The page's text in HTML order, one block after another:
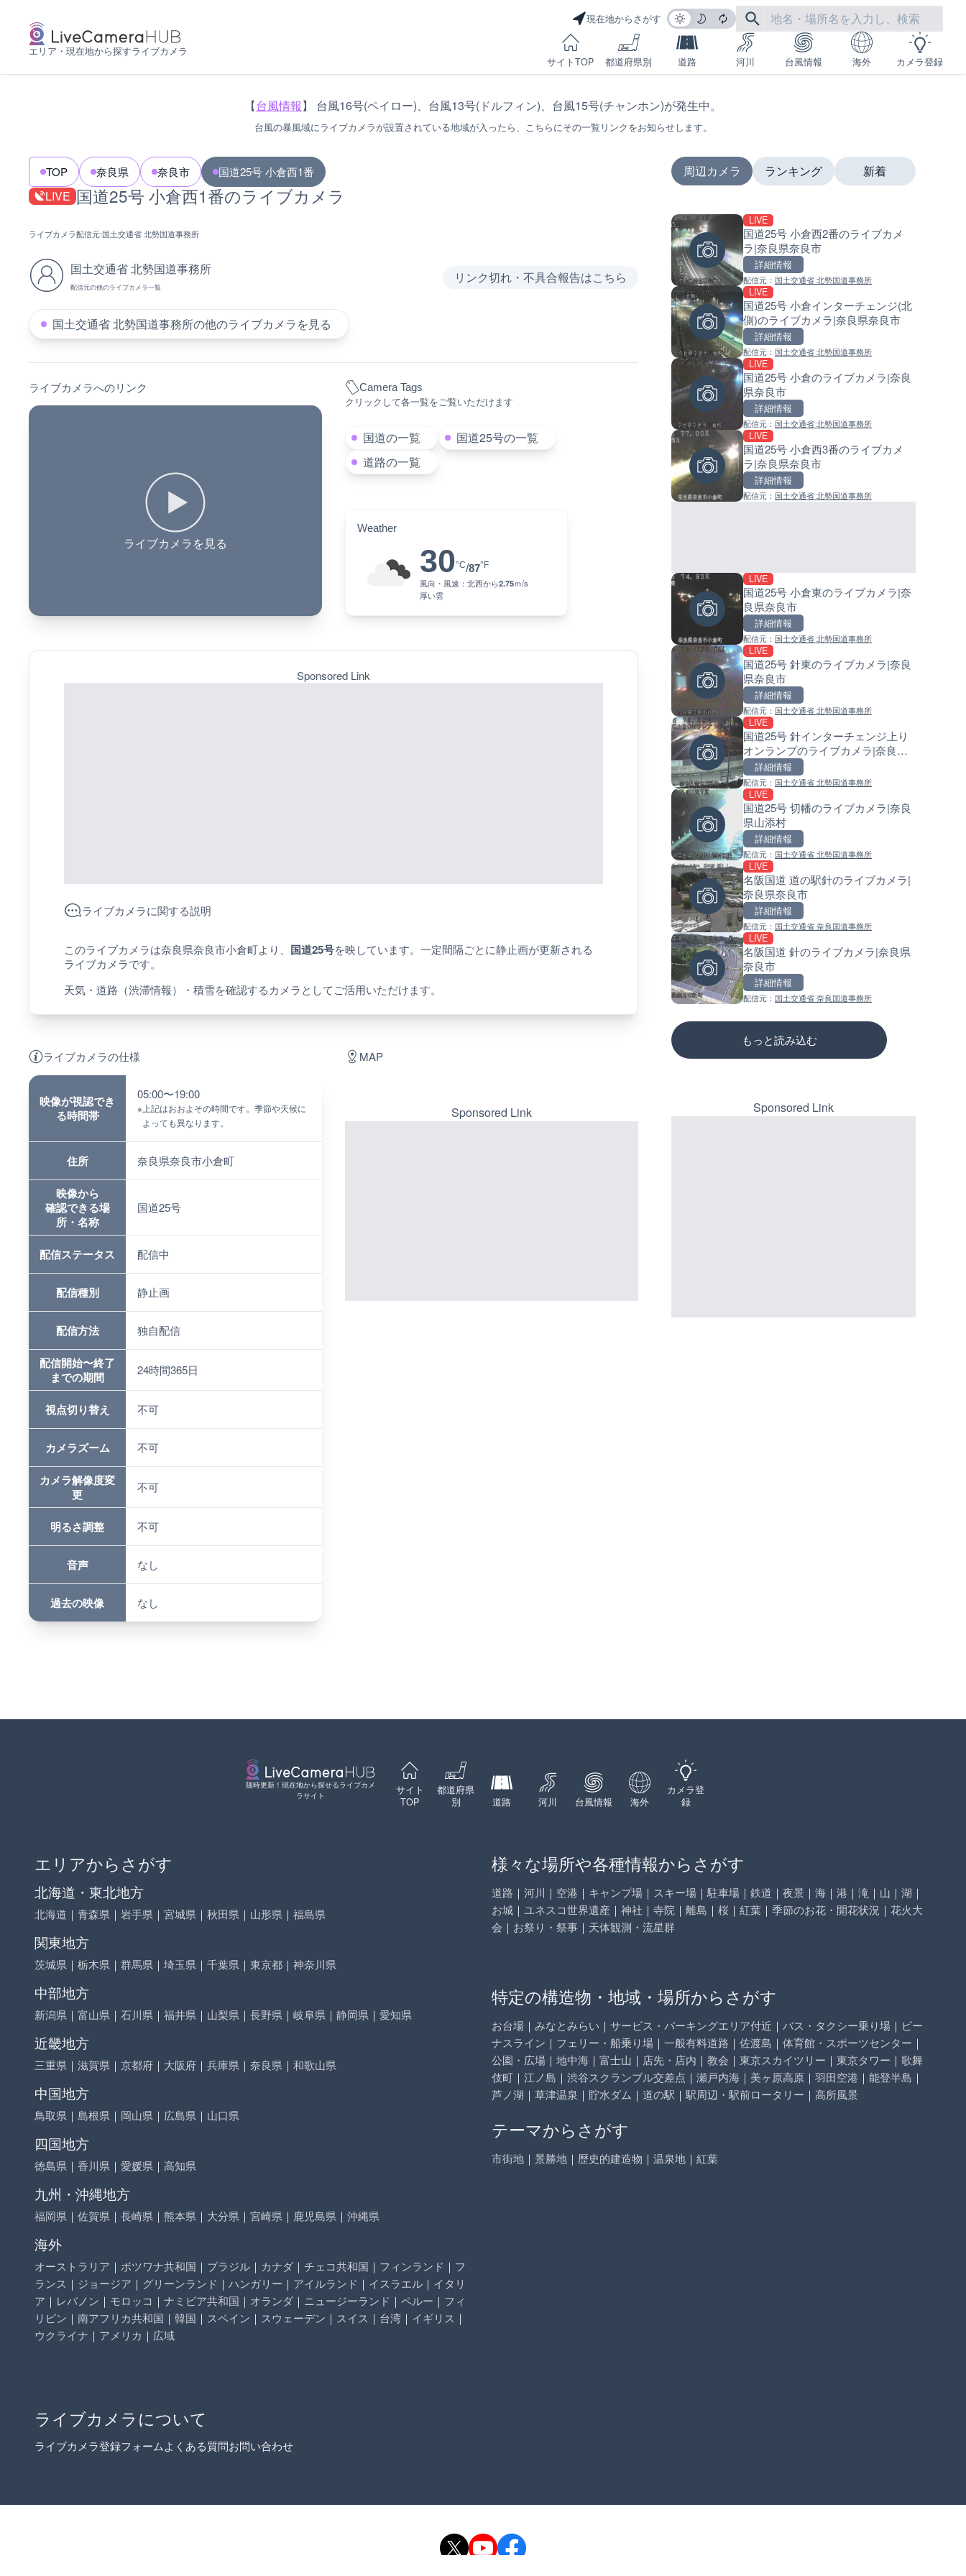
エリア・現在地から探すライブカメラ
現在地からさがす
サイトTOP 都道府県別 道路 河川 台風情報 海外 カメラ登録
【台風情報】 台風16号(ペイロー)、台風13号(ドルフィン)、台風15号(チャンホン)が発生中。
台風の暴風域にライブカメラが設置されている地域が入ったら、こちらにその一覧リンクをお知らせします。
TOP 奈良県 奈良市 国道25号 小倉西1番
LIVE 国道25号 小倉西1番のライブカメラ
ライブカメラ配信元:国土交通省 北勢国道事務所
国土交通省 北勢国道事務所
配信元の他のライブカメラ一覧
リンク切れ・不具合報告はこちら
国土交通省 北勢国道事務所の他のライブカメラを見る
ライブカメラへのリンク
ライブカメラを見る
Camera Tags
クリックして各一覧をご覧いただけます
国道の一覧
国道25号の一覧
道路の一覧
Weather
30°C/87°F
風向・風速： 北西から2.75ｍ/s
厚い雲
Sponsored Link
ライブカメラに関する説明
このライブカメラは奈良県奈良市小倉町より、 国道25号を映しています。一定間隔ごとに静止画が更新される
ライブカメラです。
天気・道路（渋滞情報）・積雪を確認するカメラとしてご活用いただけます。
ライブカメラの仕様
映像が視認でき
る時間帯
05:00〜19:00
※ 上記はおおよその時間です。季節や天候に
よっても異なります。
住所 奈良県奈良市小倉町
映像から
確認できる場
所・名称
国道25号
配信ステータス 配信中
配信種別 静止画
配信方法 独自配信
配信開始〜終了
までの期間
24時間365日
視点切り替え 不可
カメラズーム 不可
カメラ解像度変
更
不可
明るさ調整 不可
音声 なし
過去の映像 なし
MAP
Sponsored Link
周辺カメラ
LIVE
国道25号 小倉西2番のライブカメ
ラ|奈良県奈良市
詳細情報
配信元： 国土交通省 北勢国道事務所
LIVE
国道25号 小倉インターチェンジ(北
側)のライブカメラ|奈良県奈良市
詳細情報
配信元： 国土交通省 北勢国道事務所
LIVE
国道25号 小倉のライブカメラ|奈良
県奈良市
詳細情報
配信元： 国土交通省 北勢国道事務所
LIVE
国道25号 小倉西3番のライブカメ
ラ|奈良県奈良市
詳細情報
配信元： 国土交通省 北勢国道事務所
LIVE
国道25号 小倉東のライブカメラ|奈
良県奈良市
詳細情報
配信元： 国土交通省 北勢国道事務所
LIVE
国道25号 針東のライブカメラ|奈良
県奈良市
詳細情報
配信元： 国土交通省 北勢国道事務所
LIVE
国道25号 針インターチェンジ上り
オンランプのライブカメラ|奈良県
奈良市
詳細情報
配信元： 国土交通省 北勢国道事務所
LIVE
国道25号 切幡のライブカメラ|奈良
県山添村
詳細情報
配信元： 国土交通省 北勢国道事務所
LIVE
名阪国道 道の駅針のライブカメラ|
奈良県奈良市
詳細情報
配信元： 国土交通省 奈良国道事務所
LIVE
名阪国道 針のライブカメラ|奈良県
奈良市
詳細情報
配信元： 国土交通省 奈良国道事務所
もっと読み込む
ランキング
ATISより保土ヶ谷バイパス 本
ンターチェンジのライブカメ
配信元：日本エンタープライズ株式会社
日本全国・緊急地震速報のラ
カメラ
配信元：株式会社ティーファイブプロジ
羽田空港第2旅客ターミナルか
配信元：日本テレビ
知床峠展望台・国道334号付
イブカメラ|北海道羅臼町
配信元：一般国道334号斜里～ウトロ間
水晶浜海水浴場のライブカメ
配信元：美浜町
ごろごろ茶屋のライブカメラ|
配信元：天川村役場
TBSより羽田空港第1ターミナ
ライブカメラ|東京都大田区
配信元：TBS NEWS DIG Powered by
知内川 上開田橋のライブカメ
配信元：高島市役所 政策部 危機管理局
水窪川 水窪大橋のライブカメ
配信元：静岡県交通基盤部河川砂防局土
国道406号 菅平のライブカメ
配信元：長野県庁
新着
南出川水門付近のライブカメ
歌山県日高町
配信元：日高町役場
比井川水門付近から比井崎海
イブカメラ|和歌山県日高町
配信元：日高町役場
小浦川水門付近から小浦海水
配信元：日高町役場
産湯川水門付近のライブカメ
歌山県日高町
配信元：日高町役場
導目木川 花立砂防堰堤下流の
配信元：福岡県庁県土整備部河川課
常呂川 鹿ノ子ダムのライブカ
配信元：国土交通省 北海道開発局
天塩川 岩尾内ダムのライブカ
北海道士別市
配信元：国土交通省 北海道開発局
東京都品川区南大井のライブ
配信元：東京都品川区南大井ライブカメラ
道の駅さがのせきのライブカ
配信元：道の駅さがのせきPPカム
松江自動車道 三次東JCT・イ
配信元：国土交通省 三次河川国道事務所
Sponsored Link
随時更新！現在地から探せるライブカメ
ラサイト
サイト
TOP
都道府県
別
道路 河川 台風情報 海外
カメラ登
録
エリアからさがす
北海道・東北地方
北海道 ｜ 青森県 ｜ 岩手県 ｜ 宮城県 ｜ 秋田県 ｜ 山形県 ｜ 福島県
関東地方
茨城県 ｜ 栃木県 ｜ 群馬県 ｜ 埼玉県 ｜ 千葉県 ｜ 東京都 ｜ 神奈川県
中部地方
新潟県 ｜ 富山県 ｜ 石川県 ｜ 福井県 ｜ 山梨県 ｜ 長野県 ｜ 岐阜県 ｜ 静岡県 ｜ 愛知県
近畿地方
三重県 ｜ 滋賀県 ｜ 京都府 ｜ 大阪府 ｜ 兵庫県 ｜ 奈良県 ｜ 和歌山県
中国地方
鳥取県 ｜ 島根県 ｜ 岡山県 ｜ 広島県 ｜ 山口県
四国地方
徳島県 ｜ 香川県 ｜ 愛媛県 ｜ 高知県
九州・沖縄地方
福岡県 ｜ 佐賀県 ｜ 長崎県 ｜ 熊本県 ｜ 大分県 ｜ 宮崎県 ｜ 鹿児島県 ｜ 沖縄県
海外
オーストラリア ｜ ボツワナ共和国 ｜ ブラジル ｜ カナダ ｜ チェコ共和国 ｜ フィンランド ｜ フ
ランス ｜ ジョージア ｜ グリーンランド ｜ ハンガリー ｜ アイルランド ｜ イスラエル ｜ イタリ
ア ｜ レバノン ｜ モロッコ ｜ ナミビア共和国 ｜ オランダ ｜ ニュージーランド ｜ ペルー ｜ フィ
リピン ｜ 南アフリカ共和国 ｜ 韓国 ｜ スペイン ｜ スウェーデン ｜ スイス ｜ 台湾 ｜ イギリス ｜
ウクライナ ｜ アメリカ ｜ 広域
様々な場所や各種情報からさがす
道路 ｜ 河川 ｜ 空港 ｜ キャンプ場 ｜ スキー場 ｜ 駐車場 ｜ 鉄道 ｜ 夜景 ｜ 海 ｜ 港 ｜ 滝 ｜ 山 ｜ 湖 ｜
お城 ｜ ユネスコ世界遺産 ｜ 神社 ｜ 寺院 ｜ 離島 ｜ 桜 ｜ 紅葉 ｜ 季節のお花・開花状況 ｜ 花火大
会 ｜ お祭り・祭事 ｜ 天体観測・流星群
特定の構造物・地域・場所からさがす
お台場 ｜ みなとみらい ｜ サービス・パーキングエリア付近 ｜ バス・タクシー乗り場 ｜ ビー
ナスライン ｜ フェリー・船乗り場 ｜ 一般有料道路 ｜ 佐渡島 ｜ 体育館・スポーツセンター ｜
公園・広場 ｜ 地中海 ｜ 富士山 ｜ 店先・店内 ｜ 教会 ｜ 東京スカイツリー ｜ 東京タワー ｜ 歌舞
伎町 ｜ 江ノ島 ｜ 渋谷スクランブル交差点 ｜ 瀬戸内海 ｜ 美ヶ原高原 ｜ 羽田空港 ｜ 能登半島 ｜
芦ノ湖 ｜ 草津温泉 ｜ 貯水ダム ｜ 道の駅 ｜ 駅周辺・駅前ロータリー ｜ 高所風景
テーマからさがす
市街地 ｜ 景勝地 ｜ 歴史的建造物 ｜ 温泉地 ｜ 紅葉
ライブカメラについて
ライブカメラ登録フォームよくある質問お問い合わせ